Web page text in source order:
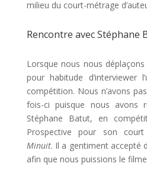
milieu du court-métrage
Rencontre avec Stéphane
Lorsque nous nous
pour habitude d’interviewer
compétition. Nous n’avons
fois-ci puisque nous avons
Stéphane Batut, en
Prospective pour son
Minuit. Il a gentiment accepté
afin que nous puissions le